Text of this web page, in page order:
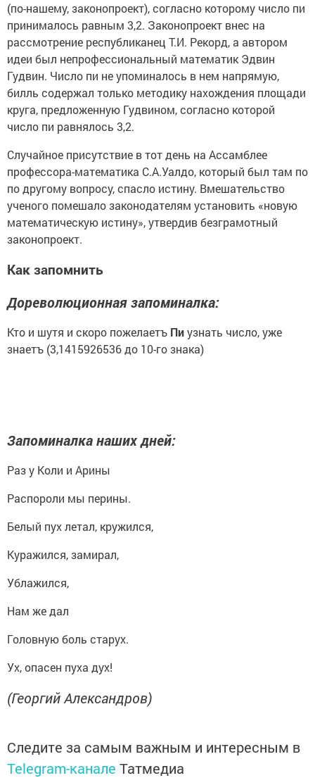
(по-нашему, законопроект), согласно которому число пи
принималось равным 3,2. Законопроект внес на
рассмотрение республиканец Т.И. Рекорд, а автором
идеи был непрофессиональный математик Эдвин
Гудвин. Число пи не упоминалось в нем напрямую,
билль содержал только методику нахождения площади
круга, предложенную Гудвином, согласно которой
число пи равнялось 3,2.
Случайное присутствие в тот день на Ассамблее
профессора-математика С.А.Уалдо, который был там по
по другому вопросу, спасло истину. Вмешательство
ученого помешало законодателям установить «новую
математическую истину», утвердив безграмотный
законопроект.
Как запомнить
Дореволюционная запоминалка:
Кто и шутя и скоро пожелаетъ Пиузнать число, уже
знаетъ (3,1415926536 до 10-го знака)
Запоминалка наших дней:
Раз у Коли и Арины
Распороли мы перины.
Белый пух летал, кружился,
Куражился, замирал,
Ублажился,
Нам же дал
Головную боль старух.
Ух, опасен пуха дух!
(Георгий Александров)
Следите за самым важным и интересным в
Telegram-канале Татмедиа